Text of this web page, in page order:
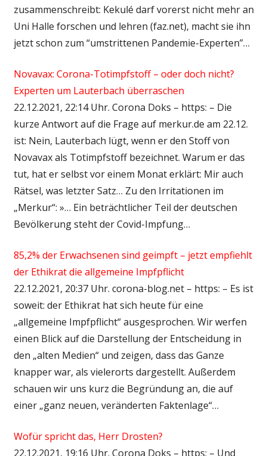
zusammenschreibt: Kekulé darf vorerst nicht mehr an
Uni Halle forschen und lehren (faz.net), macht sie ihn
jetzt schon zum “umstrittenen Pandemie-Experten”…
Novavax: Corona-Totimpfstoff – oder doch nicht?
Experten um Lauterbach überraschen
22.12.2021, 22:14 Uhr. Corona Doks – https: – Die
kurze Antwort auf die Frage auf merkur.de am 22.12.
ist: Nein, Lauterbach lügt, wenn er den Stoff von
Novavax als Totimpfstoff bezeichnet. Warum er das
tut, hat er selbst vor einem Monat erklärt: Mir auch
Rätsel, was letzter Satz… Zu den Irritationen im
„Merkur“: »… Ein beträchtlicher Teil der deutschen
Bevölkerung steht der Covid-Impfung…
85,2% der Erwachsenen sind geimpft – jetzt empfiehlt
der Ethikrat die allgemeine Impfpflicht
22.12.2021, 20:37 Uhr. corona-blog.net – https: – Es ist
soweit: der Ethikrat hat sich heute für eine
„allgemeine Impfpflicht“ ausgesprochen. Wir werfen
einen Blick auf die Darstellung der Entscheidung in
den „alten Medien“ und zeigen, dass das Ganze
knapper war, als vielerorts dargestellt. Außerdem
schauen wir uns kurz die Begründung an, die auf
einer „ganz neuen, veränderten Faktenlage“…
Wofür spricht das, Herr Drosten?
22.12.2021, 19:16 Uhr. Corona Doks – https: – Und